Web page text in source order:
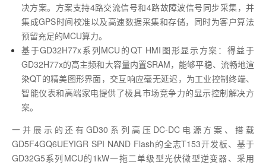
决方案。方案支持4路交流信号和4路故障波信号同步采集，并
集成GPS时间校准以及高速数据采集和存储，同时为客户算法
预留充足的MCU算力。
基于GD32H77x系列MCU的QT HMI图形显示方案：得益于
GD32H77x的高主频和大容量内置SRAM，能够平稳、流畅地渲
染QT的精美图形界面，交互响应毫无延迟，为工业控制终端、
智能仪表和高端家电提供了极具市场竞争力的显示控制解决方
案。
一并展示的还有GD30系列高压DC-DC电源方案、搭载
GD5F4GQ6UEYIGR SPI NAND Flash的全志T153开发板、基于
GD32G5系列MCU的1kW一拖二单级型光伏微型逆变器、采用